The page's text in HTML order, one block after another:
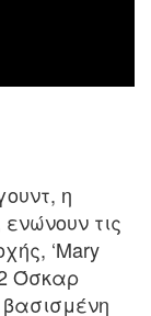
η
τις
‘Mary
2 Όσκαρ